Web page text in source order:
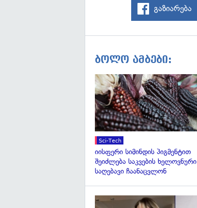
გაზიარება
ბოლო ამბები:
Sci-Tech
იისფერი სიმინდის პიგმენტით
შეიძლება საკვების ხელოვნური
საღებავი ჩაანაცვლონ